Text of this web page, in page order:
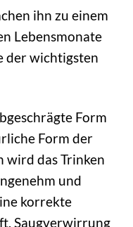
ihn zu einem
Lebensmonate
der wichtigsten
Form
Form der
wird das Trinken
und
korrekte
Saugverwirrung